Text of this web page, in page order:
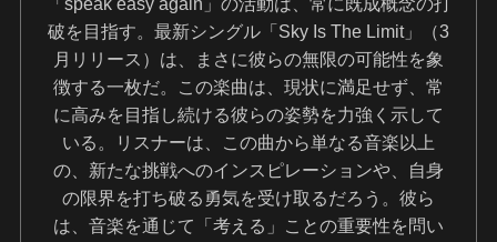
破を目指す。最新シングル「Sky Is The Limit」（3
月リリース）は、まさに彼らの無限の可能性を象
徴する一枚だ。この楽曲は、現状に満足せず、常
に高みを目指し続ける彼らの姿勢を力強く示して
いる。リスナーは、この曲から単なる音楽以上
の、新たな挑戦へのインスピレーションや、自身
の限界を打ち破る勇気を受け取るだろう。彼ら
は、音楽を通じて「考える」ことの重要性を問い